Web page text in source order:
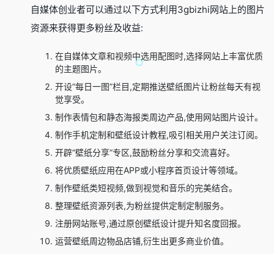
自媒体创业者可以通过以下方式利用3gbizhi网站上的图片
资源来获得更多粉丝及收益:
在自媒体文章和视频中选用配图时,选择网站上丰富优质
的主题图片。
开设“每日一图”栏目,定期推送壁纸图片让粉丝每天有视
觉享受。
制作表情包和静态海报类周边产品,使用网站图片设计。
制作手机定制和壁纸设计教程,吸引相关用户关注订阅。
开辟“壁纸分享”专区,鼓励粉丝分享和交流喜好。
将优质壁纸应用在APP或小程序首页设计等领域。
制作壁纸类短视频,做到视觉和音乐的完美结合。
整理壁纸资源列表,为粉丝提供定制定制服务。
注册网站账号,通过原创壁纸设计提升知名度回报。
运营壁纸周边物品店铺,衍生出更多商业价值。